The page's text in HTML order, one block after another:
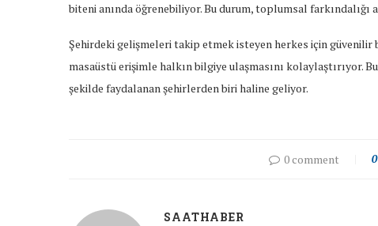
biteni anında öğrenebiliyor. Bu durum, toplumsal
Şehirdeki gelişmeleri takip etmek isteyen herkes için güvenilir
masaüstü erişimle halkın bilgiye ulaşmasını kolaylaştırıyor.
şekilde faydalanan şehirlerden biri haline geliyor.
0 comment 0
SAATHABER